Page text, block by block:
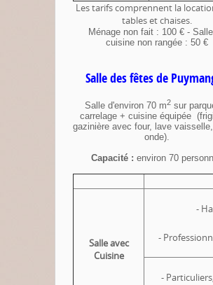
Les tarifs comprennent la
tables et chaises.
Ménage non fait : 100 € -
cuisine non rangée : 50 €
Salle des fêtes de
Salle d'environ 70 m2sur
carrelage + cuisine équipée
gazinière avec four, lave
onde).
Capacité : environ 70
Salle avec
Cuisine
-
-
-